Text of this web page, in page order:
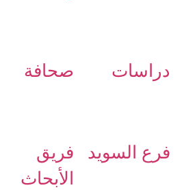
دراسات صحافة
فرع السويد
فريق
الأبحاث